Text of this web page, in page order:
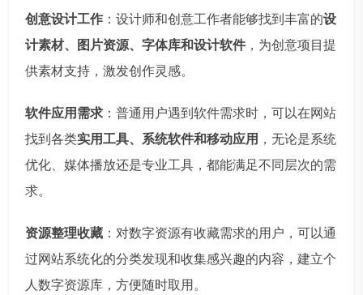
创意设计工作 ：设计师和创意工作者能够找到丰富的设
计素材、图片资源、字体库和设计软件，为创意项目提
供素材支持，激发创作灵感。
软件应用需求 ：普通用户遇到软件需求时，可以在网站
找到各类实用工具、系统软件和移动应用 ，无论是系统
优化、媒体播放还是专业工具，都能满足不同层次的需
求。
资源整理收藏 ：对数字资源有收藏需求的用户，可以通
过网站系统化的分类发现和收集感兴趣的内容，建立个
人数字资源库，方便随时取用。